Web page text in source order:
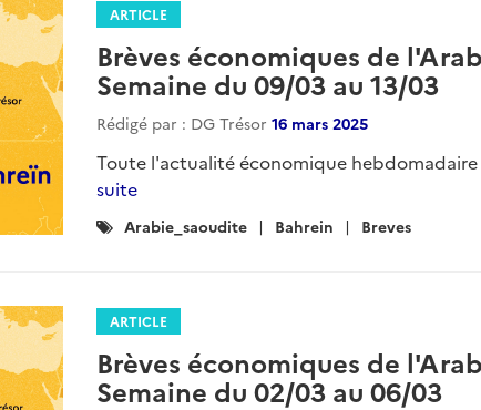
ARTICLE
Brèves économiques de
Semaine du 09/03 au 13/03
Rédigé par : DG Trésor 16 mars 2025
Toute l'actualité économique
suite
Catégories
Arabie_saoudite Bahrein Breves
ARTICLE
Brèves économiques de
Semaine du 02/03 au 06/03